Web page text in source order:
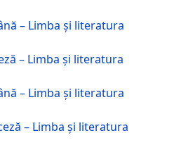
– Limba și literatura
– Limba și literatura
– Limba și literatura
– Limba și literatura